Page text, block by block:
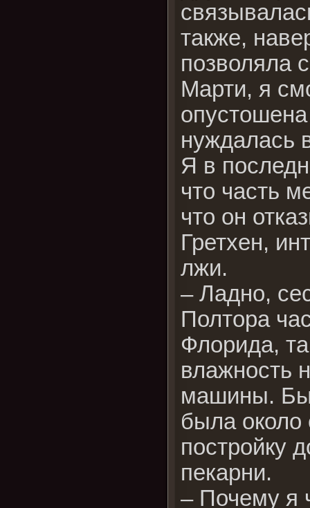
также,
позволяла
Марти, я
нуждалась
Я в
что часть
что он
Гретхен,
лжи.
– Ладно,
Полтора
Флорида,
влажность
машины.
была около
постройку
пекарни.
– Почему я